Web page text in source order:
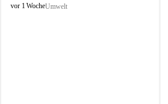
V
vor 1 WocheUmwelt